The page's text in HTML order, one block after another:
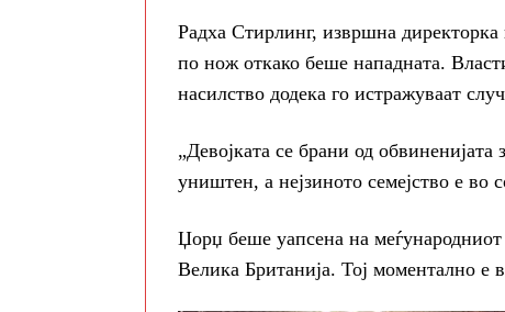
Радха Стирлинг, извршна
по нож откако беше нападната.
насилство додека го истражуваат
„Девојката се брани од
уништен, а нејзиното семејство е во
Џорџ беше уапсена на
Велика Британија. Тој моментално е